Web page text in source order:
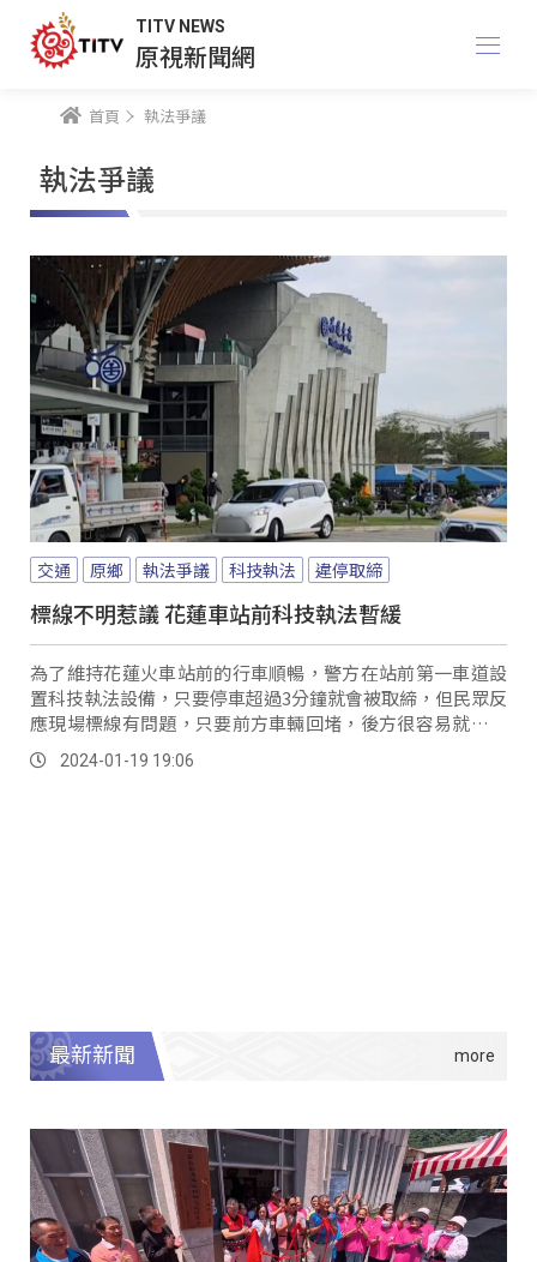
TITV NEWS
原視新聞網
首頁 執法爭議
執法爭議
交通 原鄉 執法爭議 科技執法 違停取締
標線不明惹議 花蓮車站前科技執法暫緩
為了維持花蓮火車站前的行車順暢，警方在站前第一車道設
置科技執法設備，只要停車超過3分鐘就會被取締，但民眾反
應現場標線有問題，只要前方車輛回堵，後方很容易就進入
禁止停車區。
2024-01-19 19:06
最新新聞